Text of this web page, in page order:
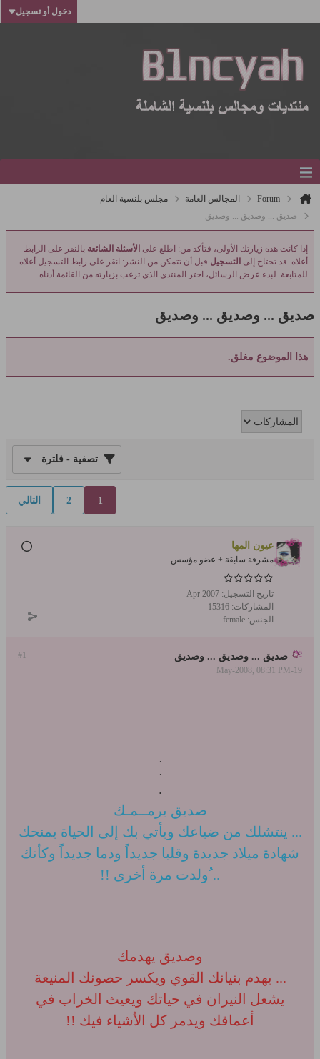
دخول أو تسجيل
Forum المجالس العامة
مجلس بلنسية العام
صديق ... وصديق ... وصديق
إذا كانت هذه زيارتك الأولى، فتأكد من: اطلع على الأسئلة الشائعة بالنقر على الرابط
أعلاه. قد تحتاج إلى التسجيل قبل أن تتمكن من النشر: انقر على رابط التسجيل أعلاه
للمتابعة. لبدء عرض الرسائل، اختر المنتدى الذي ترغب بزيارته من القائمة أدناه.
صديق ... وصديق ... وصديق
هذا الموضوع مغلق.
تصفية - فلترة
1
2 التالي
عيون المها
مشرفة سابقة + عضو مؤسس
تاريخ التسجيل: Apr 2007
المشاركات: 15316
الجنس: female
#1 صديق ... وصديق ... وصديق
19-May-2008, 08:31 PM
.
.
.
صديق يرمــمـك
... ينتشلك من ضياعك ويأتي بك إلى الحياة يمنحك
شهادة ميلاد جديدة وقلبا جديداً ودما جديداً وكأنك
.. ُولدت مرة أخرى !!
وصديق يهدمك
... يهدم بنيانك القوي ويكسر حصونك المنيعة
يشعل النيران في حياتك ويعيث الخراب في
أعماقك ويدمر كل الأشياء فيك !!